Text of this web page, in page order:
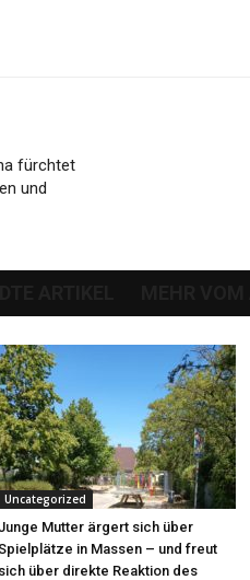
fürchtet
und
Uncategorized
Mutter ärgert sich über
in Massen – und freut
sich über direkte Reaktion des